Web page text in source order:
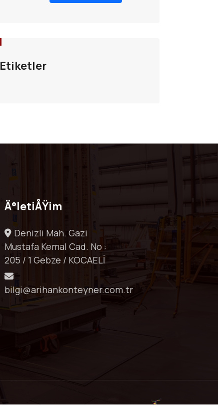
Etiketler
Ä°letiÅŸim
Denizli Mah. Gazi
Mustafa Kemal Cad. No :
205 / 1 Gebze / KOCAELİ
bilgi@arihankonteyner.com.tr